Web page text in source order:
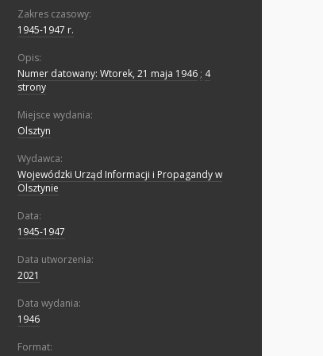
Zakres czasowy:
1945-1947 r.
Opis:
Numer datowany: Wtorek, 21 maja 1946 ; 4
strony
Miejsce wydania:
Olsztyn
Wydawca:
Wojewódzki Urząd Informacji i Propagandy w
Olsztynie
Data:
1945-1947
Data utworzenia:
2021
Data wydania:
1946
Format: